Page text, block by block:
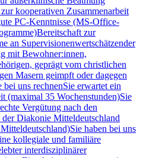
kooperativen Zusammenarbeit
PC-Kenntnisse (MS-Office-
zur
an Supervisionenwertschätzender
mit Bewohner:innen,
geprägt vom christlichen
Masern geimpft oder dagegen
uns rechnenSie erwartet ein
(maximal 35 Wochenstunden)Sie
Vergütung nach den
Diakonie Mitteldeutschland
haben bei uns
kollegiale und familiäre
interdisziplinärer